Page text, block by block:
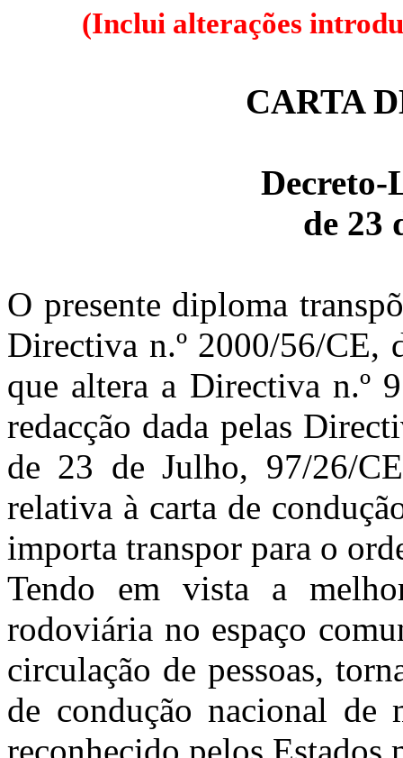
(Inclui alterações
CARTA
Decreto-
de 23
O presente diploma
Directiva n.º 2000/56/CE,
que altera a Directiva n.º
redacção dada pelas
de 23 de Julho, 97/26/
relativa à carta de
importa transpor para o
Tendo em vista a
rodoviária no espaço
circulação de pessoas,
de condução nacional de